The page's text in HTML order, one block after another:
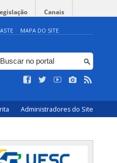
Canais
MAPA DO SITE
Administradores do Site